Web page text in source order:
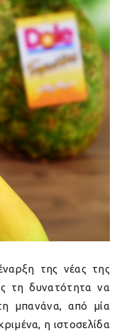
της νέας της
τη δυνατότητα να
μπανάνα, από μία
η ιστοσελίδα